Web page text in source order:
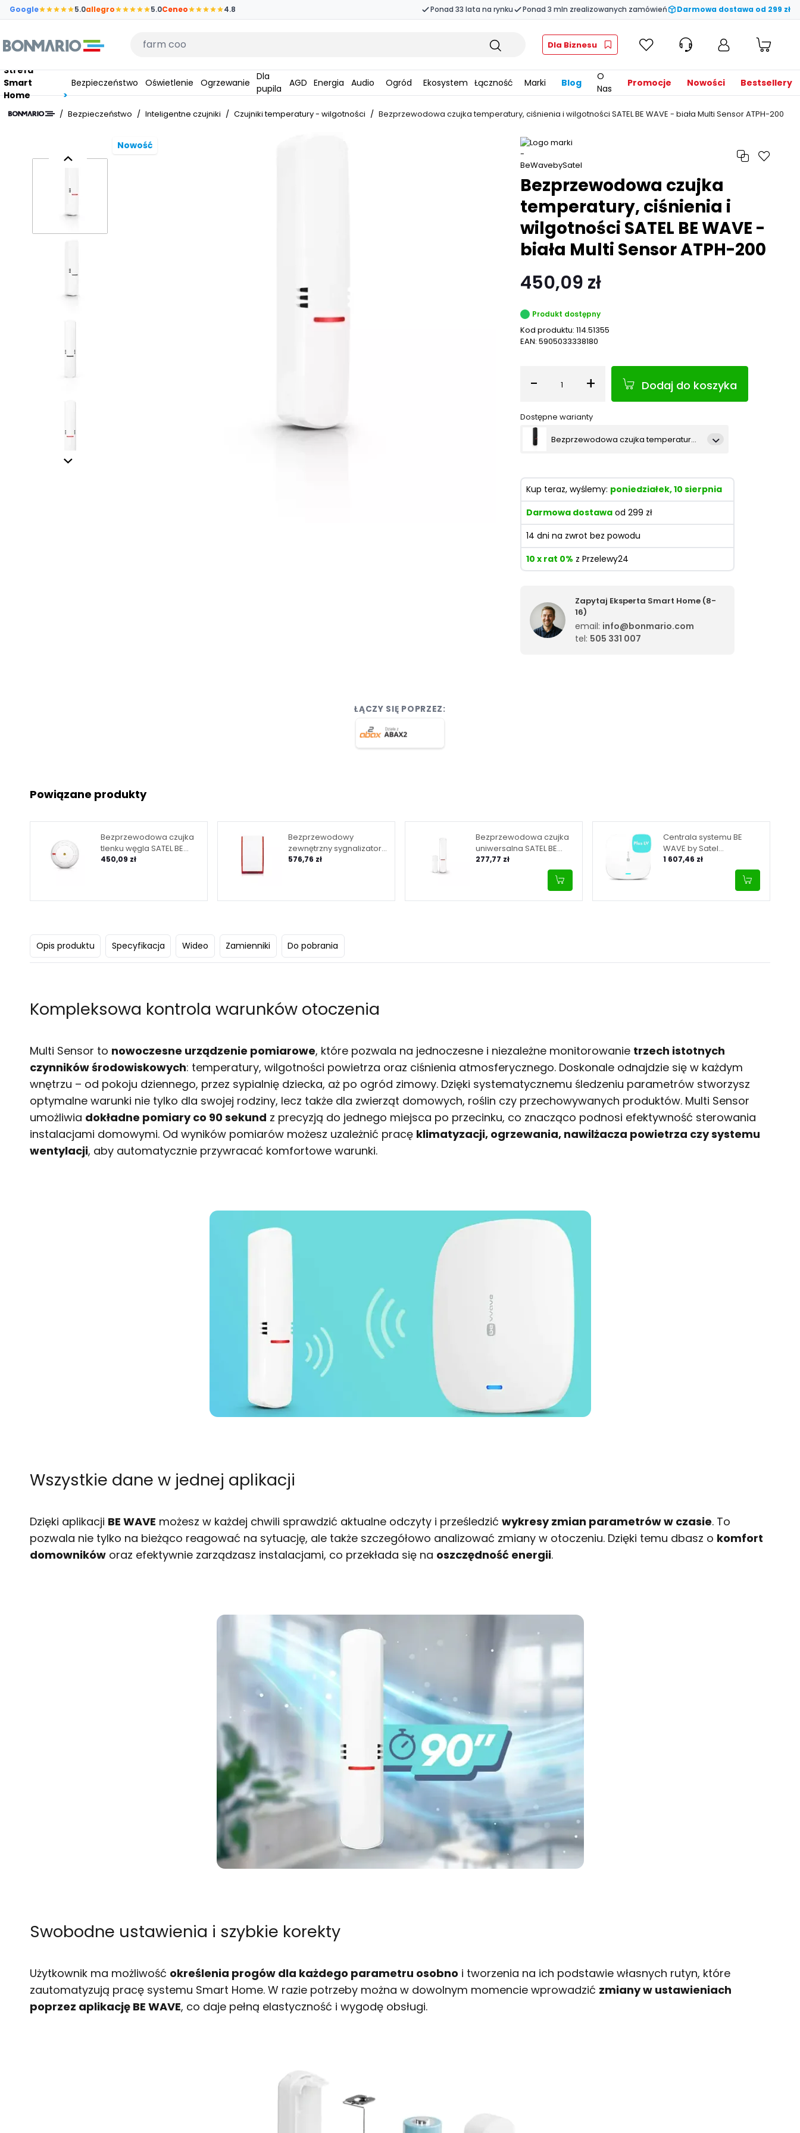
Przejdź do głównej zawartości strony
Google 5.0allegro 5.0Ceneo 4.8 Ponad 33 lata na rynku Ponad 3 mln zrealizowanych zamówień Darmowa dostawa od 299 zł
Wpisz czego szukasz Dla Biznesu
Strefa
Smart
Home
Bezpieczeństwo Oświetlenie Ogrzewanie
Dla
pupila
AGD Energia Audio Ogród Ekosystem Łączność Marki Blog
O
Nas
Promocje Nowości Bestsellery
/ Bezpieczeństwo / Inteligentne czujniki / Czujniki temperatury - wilgotności / Bezprzewodowa czujka temperatury, ciśnienia i wilgotności SATEL BE WAVE - biała Multi Sensor ATPH-200
ŁĄCZY SIĘ POPRZEZ:
Powiązane produkty
Bezprzewodowa czujka
tlenku węgla SATEL BE
WAVE Carbon Monoxide
450,09 zł
Bezprzewodowy
zewnętrzny sygnalizator
akustyczno-optyczny
576,76 zł
Bezprzewodowa czujka
uniwersalna SATEL BE
WAVE - biały Multipurpose
277,77 zł
Centrala systemu BE
WAVE by Satel
(wbudowany moduł GSM,
zasilanie 9-28 V DC)
1 607,46 zł
Opis produktu Specyfikacja Wideo Zamienniki Do pobrania
Kompleksowa kontrola warunków otoczenia
Multi Sensor to nowoczesne urządzenie pomiarowe, które pozwala na jednoczesne i niezależne monitorowanie trzech istotnych
czynników środowiskowych: temperatury, wilgotności powietrza oraz ciśnienia atmosferycznego. Doskonale odnajdzie się w każdym
wnętrzu – od pokoju dziennego, przez sypialnię dziecka, aż po ogród zimowy. Dzięki systematycznemu śledzeniu parametrów stworzysz
optymalne warunki nie tylko dla swojej rodziny, lecz także dla zwierząt domowych, roślin czy przechowywanych produktów. Multi Sensor
umożliwia dokładne pomiary co 90 sekund z precyzją do jednego miejsca po przecinku, co znacząco podnosi efektywność sterowania
instalacjami domowymi. Od wyników pomiarów możesz uzależnić pracę klimatyzacji, ogrzewania, nawilżacza powietrza czy systemu
wentylacji, aby automatycznie przywracać komfortowe warunki.
Wszystkie dane w jednej aplikacji
Dzięki aplikacji BE WAVE możesz w każdej chwili sprawdzić aktualne odczyty i prześledzić wykresy zmian parametrów w czasie. To
pozwala nie tylko na bieżąco reagować na sytuację, ale także szczegółowo analizować zmiany w otoczeniu. Dzięki temu dbasz o komfort
domowników oraz efektywnie zarządzasz instalacjami, co przekłada się na oszczędność energii.
Swobodne ustawienia i szybkie korekty
Użytkownik ma możliwość określenia progów dla każdego parametru osobno i tworzenia na ich podstawie własnych rutyn, które
zautomatyzują pracę systemu Smart Home. W razie potrzeby można w dowolnym momencie wprowadzić zmiany w ustawieniach
poprzez aplikację BE WAVE, co daje pełną elastyczność i wygodę obsługi.
Bezprzewodowa czujka
temperatury, ciśnienia i
wilgotności SATEL BE WAVE -
biała Multi Sensor ATPH-200
450,09 zł
Produkt dostępny
Kod produktu: 114.51355
EAN: 5905033338180
- Ilość + Dodaj do koszyka
Dostępne warianty
Bezprzewodowa czujka temperatury, ciśnienia i wilgotności SATEL BE WAVE - ciemnoszara Multi Sensor DG ATPH-200
Kup teraz, wyślemy: poniedziałek, 10 sierpnia
Darmowa dostawa od 299 zł
14 dni na zwrot bez powodu
10 x rat 0% z Przelewy24
Zapytaj Eksperta Smart Home (8-
16)
email: info@bonmario.com
tel: 505 331 007
Nowość